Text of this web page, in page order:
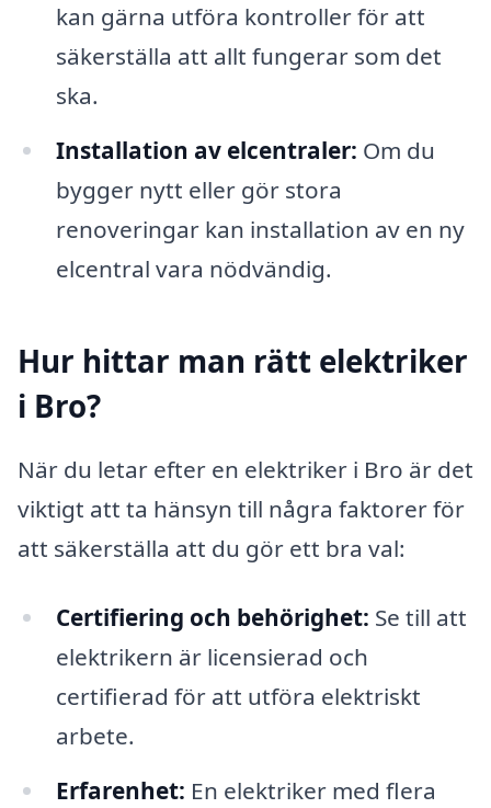
kan gärna utföra kontroller för att
säkerställa att allt fungerar som det
ska.
Installation av elcentraler: Om du
bygger nytt eller gör stora
renoveringar kan installation av en ny
elcentral vara nödvändig.
Hur hittar man rätt elektriker
i Bro?
När du letar efter en elektriker i Bro är det
viktigt att ta hänsyn till några faktorer för
att säkerställa att du gör ett bra val:
Certifiering och behörighet: Se till att
elektrikern är licensierad och
certifierad för att utföra elektriskt
arbete.
Erfarenhet: En elektriker med flera